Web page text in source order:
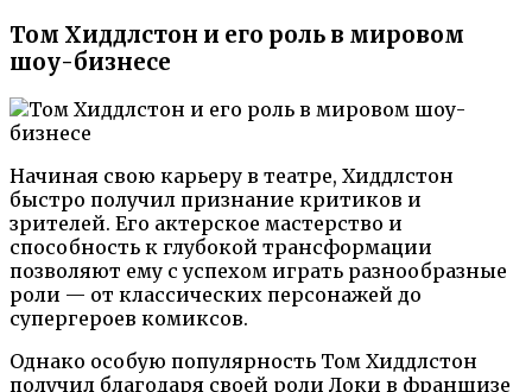
Том Хиддлстон и его роль в мировом
шоу-бизнесе
Начиная свою карьеру в театре, Хиддлстон
быстро получил признание критиков и
зрителей. Его актерское мастерство и
способность к глубокой трансформации
позволяют ему с успехом играть разнообразные
роли — от классических персонажей до
супергероев комиксов.
Однако особую популярность Том Хиддлстон
получил благодаря своей роли Локи в франшизе